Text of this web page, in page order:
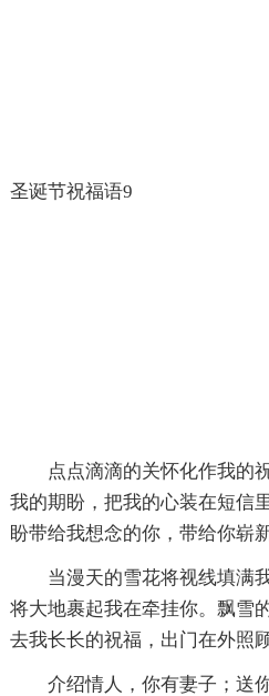
圣诞节祝福语9
点点滴滴的关怀化作我的
我的期盼，把我的心装在短信
盼带给我想念的你，带给你崭
当漫天的雪花将视线填满
将大地裹起我在牵挂你。飘雪
去我长长的祝福，出门在外照
介绍情人，你有妻子；送